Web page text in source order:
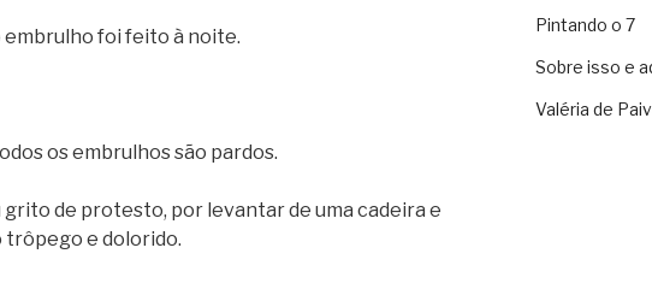
embrulho foi feito à noite.
os embrulhos são pardos.
grito de protesto, por levantar de uma cadeira e
trôpego e dolorido.
Pintando o 7
Sobre isso e
Valéria de